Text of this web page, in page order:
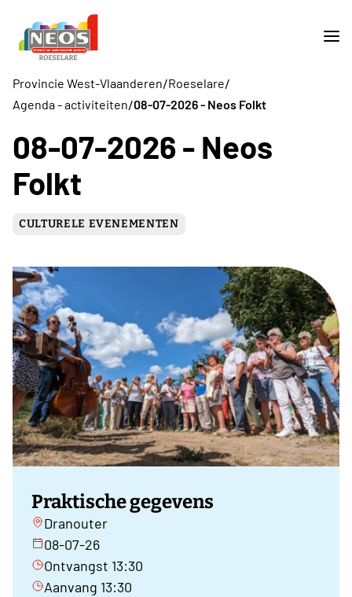
Provincie West-Vlaanderen/Roeselare/
Agenda - activiteiten/08-07-2026 - Neos Folkt
08-07-2026 - Neos
Folkt
CULTURELE EVENEMENTEN
Praktische gegevens
Dranouter
08-07-26
Ontvangst 13:30
Aanvang 13:30